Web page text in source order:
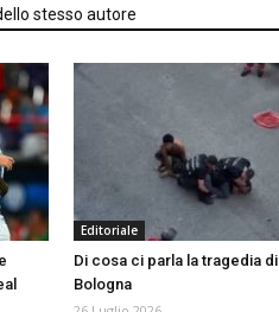
stesso autore
Editoriale
Di cosa ci parla la tragedia di
Bologna